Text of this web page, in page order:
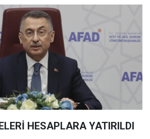
HESAPLARA YATIRILDI